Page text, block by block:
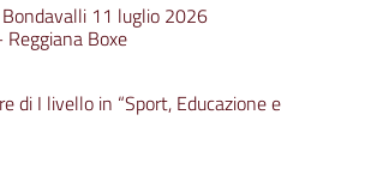
11 luglio 2026
Boxe
di I livello in “Sport, Educazione e